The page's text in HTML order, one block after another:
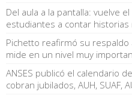
Del aula a la pantalla: vuelve
estudiantes a contar historias
Pichetto reafirmó su respaldo
mide en un nivel muy
ANSES publicó el calendario
cobran jubilados, AUH, SUAF,